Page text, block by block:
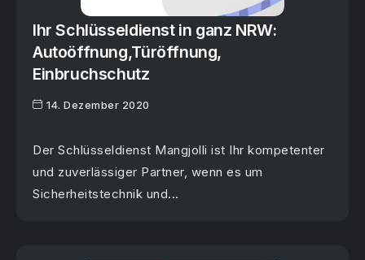
Ihr Schlüsseldienst in ganz NRW:
Autoöffnung,Türöffnung,
Einbruchschutz
14. Dezember 2020
Der Schlüsseldienst Mangjolli ist Ihr kompetenter
und zuverlässiger Partner, wenn es um
Sicherheitstechnik und...